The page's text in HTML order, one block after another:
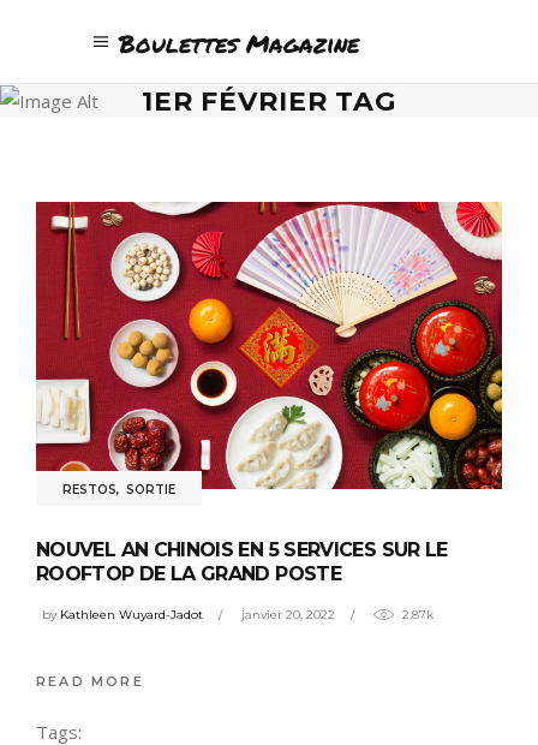
Boulettes Magazine
1ER FÉVRIER TAG
RESTOS, SORTIE
NOUVEL AN CHINOIS EN 5 SERVICES SUR LE
ROOFTOP DE LA GRAND POSTE
by Kathleen Wuyard-Jadot janvier 20, 2022 2.87k
READ MORE
Tags: